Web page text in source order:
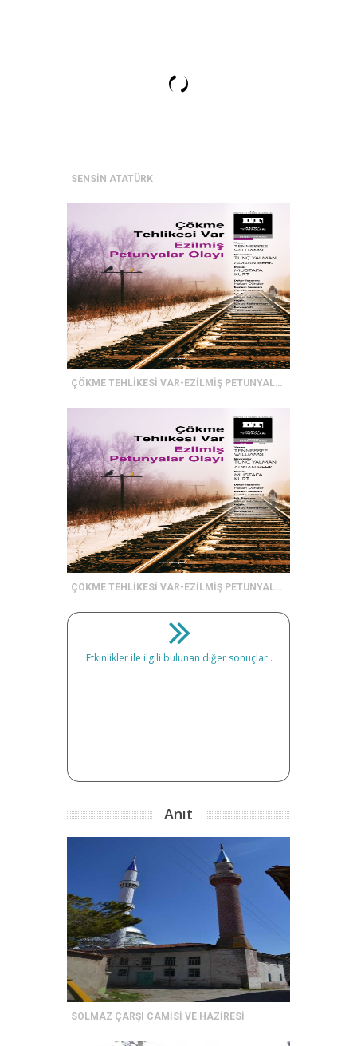
SENSİN ATATÜRK
ÇÖKME TEHLİKESİ VAR-EZİLMİŞ PETUNYALAR OLAYI
ÇÖKME TEHLİKESİ VAR-EZİLMİŞ PETUNYALAR OLAYI
Etkinlikler ile ilgili bulunan diğer sonuçlar..
Anıt
SOLMAZ ÇARŞI CAMİSİ VE HAZİRESİ